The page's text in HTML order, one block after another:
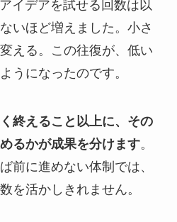
イデアを試せる回数は以
いほど増えました。小さ
える。この往復が、低い
うになったのです。
終えること以上に、その
るかが成果を分けます。
前に進めない体制では、
を活かしきれません。